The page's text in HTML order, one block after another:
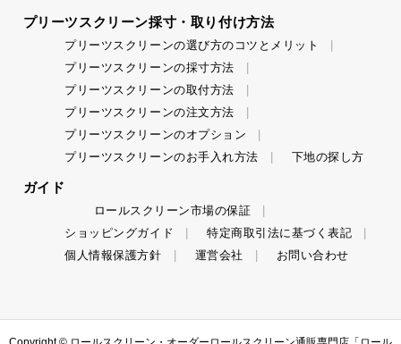
プリーツスクリーン採寸・取り付け方法
プリーツスクリーンの選び方のコツとメリット
プリーツスクリーンの採寸方法
プリーツスクリーンの取付方法
プリーツスクリーンの注文方法
プリーツスクリーンのオプション
プリーツスクリーンのお手入れ方法
下地の探し方
ガイド
ロールスクリーン市場の保証
ショッピングガイド
特定商取引法に基づく表記
個人情報保護方針
運営会社 お問い合わせ